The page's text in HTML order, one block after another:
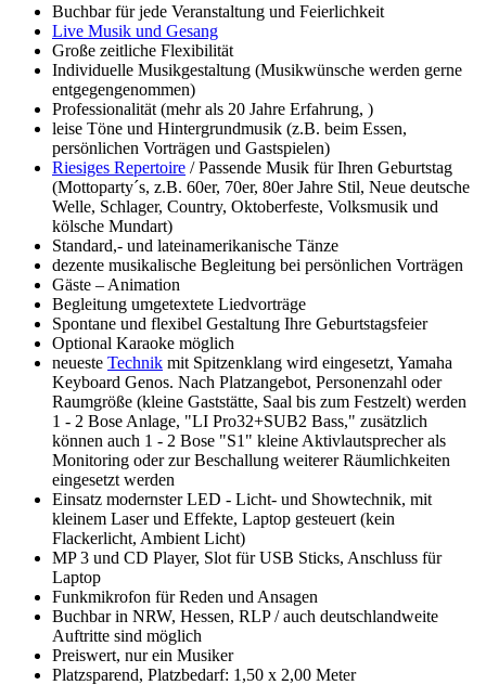
Buchbar für jede Veranstaltung und Feierlichkeit
Live Musik und Gesang
Große zeitliche Flexibilität
Individuelle Musikgestaltung (Musikwünsche werden gerne
entgegengenommen)
Professionalität (mehr als 20 Jahre Erfahrung, )
leise Töne und Hintergrundmusik (z.B. beim Essen,
persönlichen Vorträgen und Gastspielen)
Riesiges Repertoire / Passende Musik für Ihren Geburtstag
(Mottoparty´s, z.B. 60er, 70er, 80er Jahre Stil, Neue deutsche
Welle, Schlager, Country, Oktoberfeste, Volksmusik und
kölsche Mundart)
Standard,- und lateinamerikanische Tänze
dezente musikalische Begleitung bei persönlichen Vorträgen
Gäste – Animation
Begleitung umgetextete Liedvorträge
Spontane und flexibel Gestaltung Ihre Geburtstagsfeier
Optional Karaoke möglich
neueste Technik mit Spitzenklang wird eingesetzt, Yamaha
Keyboard Genos. Nach Platzangebot, Personenzahl oder
Raumgröße (kleine Gaststätte, Saal bis zum Festzelt) werden
1 - 2 Bose Anlage, "LI Pro32+SUB2 Bass," zusätzlich
können auch 1 - 2 Bose "S1" kleine Aktivlautsprecher als
Monitoring oder zur Beschallung weiterer Räumlichkeiten
eingesetzt werden
Einsatz modernster LED - Licht- und Showtechnik, mit
kleinem Laser und Effekte, Laptop gesteuert (kein
Flackerlicht, Ambient Licht)
MP 3 und CD Player, Slot für USB Sticks, Anschluss für
Laptop
Funkmikrofon für Reden und Ansagen
Buchbar in NRW, Hessen, RLP / auch deutschlandweite
Auftritte sind möglich
Preiswert, nur ein Musiker
Platzsparend, Platzbedarf: 1,50 x 2,00 Meter